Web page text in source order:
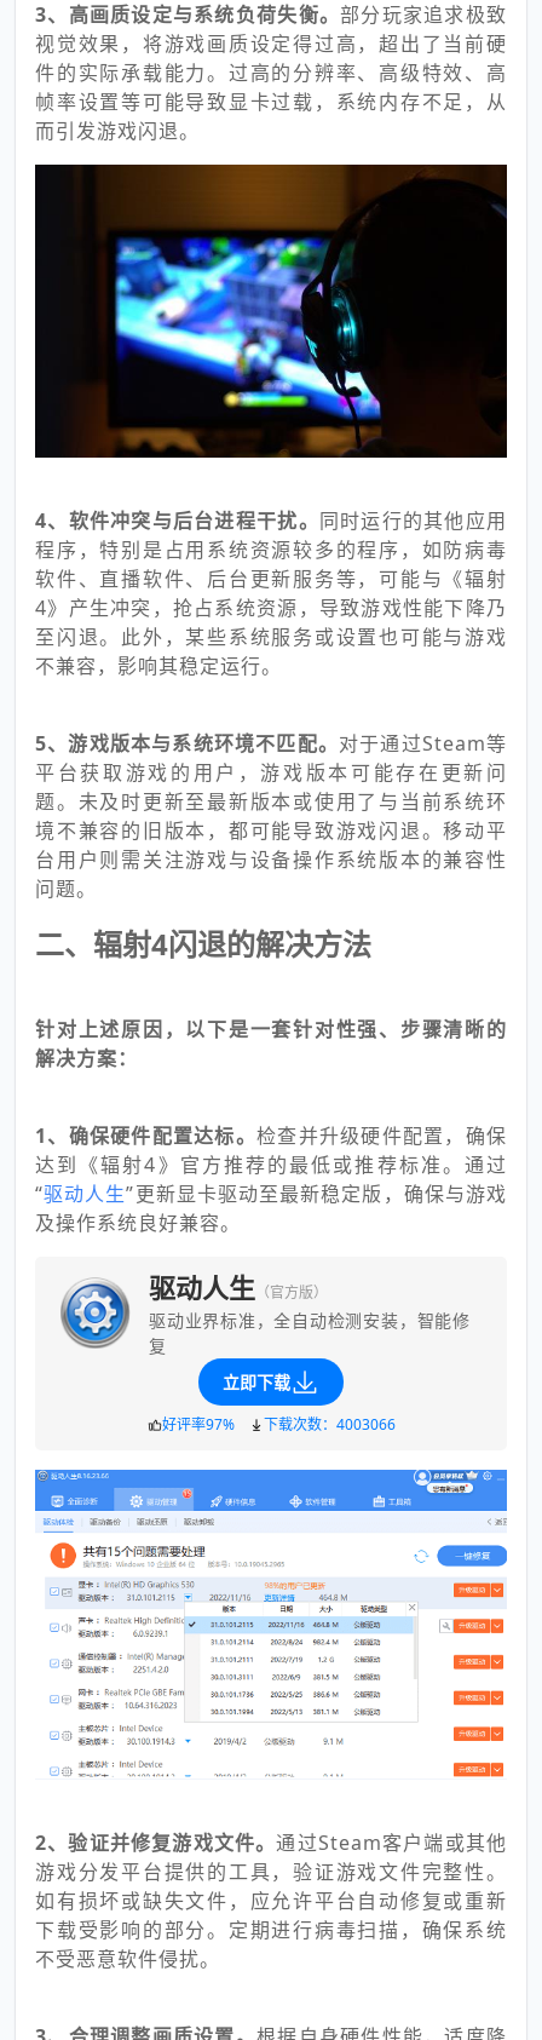
3、高画质设定与系统负荷失衡。部分玩家追求极致
视觉效果，将游戏画质设定得过高，超出了当前硬
件的实际承载能力。过高的分辨率、高级特效、高
帧率设置等可能导致显卡过载，系统内存不足，从
而引发游戏闪退。
4、软件冲突与后台进程干扰。 同时运行的其他应用
程序，特别是占用系统资源较多的程序，如防病毒
软件、直播软件、后台更新服务等，可能与《辐射
4》产生冲突，抢占系统资源，导致游戏性能下降乃
至闪退。此外，某些系统服务或设置也可能与游戏
不兼容，影响其稳定运行。
5、游戏版本与系统环境不匹配。 对于通过Steam等
平台获取游戏的用户，游戏版本可能存在更新问
题。未及时更新至最新版本或使用了与当前系统环
境不兼容的旧版本，都可能导致游戏闪退。移动平
台用户则需关注游戏与设备操作系统版本的兼容性
问题。
二、辐射4闪退的解决方法
针对上述原因，以下是一套针对性强、步骤清晰的
解决方案：
1、确保硬件配置达标。 检查并升级硬件配置，确保
达到《辐射4》官方推荐的最低或推荐标准。通过
“驱动人生”更新显卡驱动至最新稳定版，确保与游戏
及操作系统良好兼容。
驱动人生 （官方版）
驱动业界标准，全自动检测安装，智能修
复
立即下载
好评率97% 下载次数：4003066
2、验证并修复游戏文件。通过Steam客户端或其他
游戏分发平台提供的工具，验证游戏文件完整性。
如有损坏或缺失文件，应允许平台自动修复或重新
下载受影响的部分。定期进行病毒扫描，确保系统
不受恶意软件侵扰。